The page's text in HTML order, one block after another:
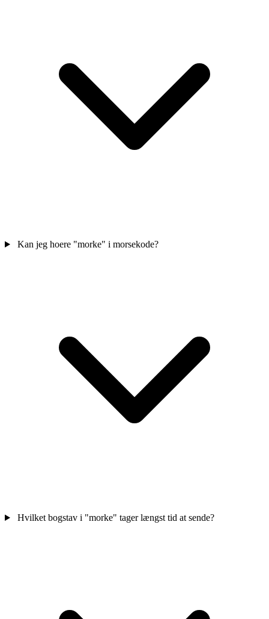
Kan jeg hoere "morke" i morsekode?
Hvilket bogstav i "morke" tager længst tid at sende?